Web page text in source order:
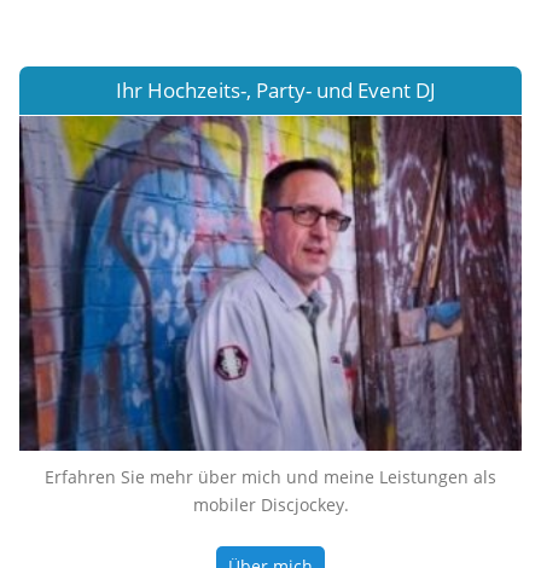
Ihr Hochzeits-, Party- und Event DJ
Erfahren Sie mehr über mich und meine Leistungen als
mobiler Discjockey.